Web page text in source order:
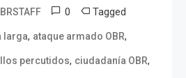
0 Tagged
larga, ataque armado OBR,
percutidos, ciudadanía OBR,